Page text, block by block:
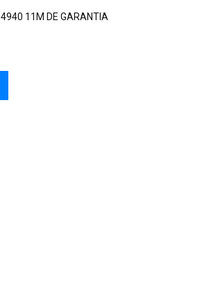
11M DE GARANTIA